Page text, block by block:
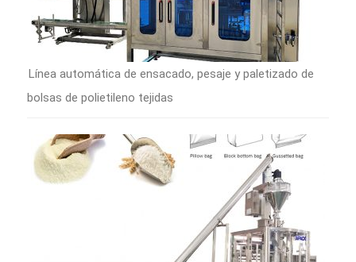
Línea automática de ensacado, pesaje y paletizado de
bolsas de polietileno tejidas